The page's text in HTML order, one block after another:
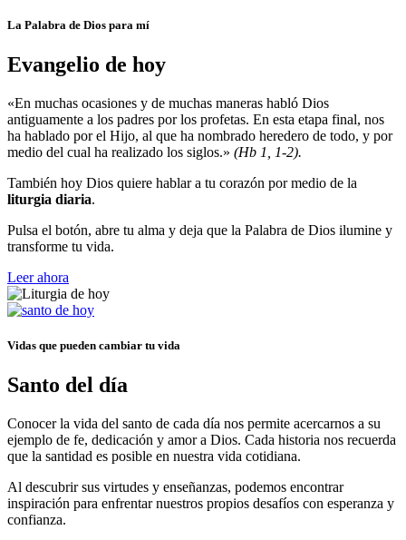
La Palabra de Dios para mí
Evangelio de hoy
«En muchas ocasiones y de muchas maneras habló Dios
antiguamente a los padres por los profetas. En esta etapa final, nos
ha hablado por el Hijo, al que ha nombrado heredero de todo, y por
medio del cual ha realizado los siglos.» (Hb 1, 1-2).
También hoy Dios quiere hablar a tu corazón por medio de la
liturgia diaria.
Pulsa el botón, abre tu alma y deja que la Palabra de Dios ilumine y
transforme tu vida.
Leer ahora
Vidas que pueden cambiar tu vida
Santo del día
Conocer la vida del santo de cada día nos permite acercarnos a su
ejemplo de fe, dedicación y amor a Dios. Cada historia nos recuerda
que la santidad es posible en nuestra vida cotidiana.
Al descubrir sus virtudes y enseñanzas, podemos encontrar
inspiración para enfrentar nuestros propios desafíos con esperanza y
confianza.